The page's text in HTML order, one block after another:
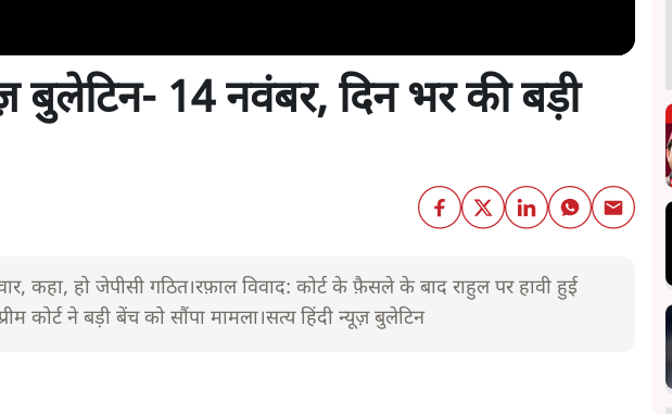
बुलेटिन- 14 नवंबर, दिन भर की बड़ी
कहा, हो जेपीसी गठित।रफ़ाल विवाद: कोर्ट के फ़ैसले के बाद राहुल पर हावी हुई
कोर्ट ने बड़ी बेंच को सौंपा मामला।सत्य हिंदी न्यूज़ बुलेटिन